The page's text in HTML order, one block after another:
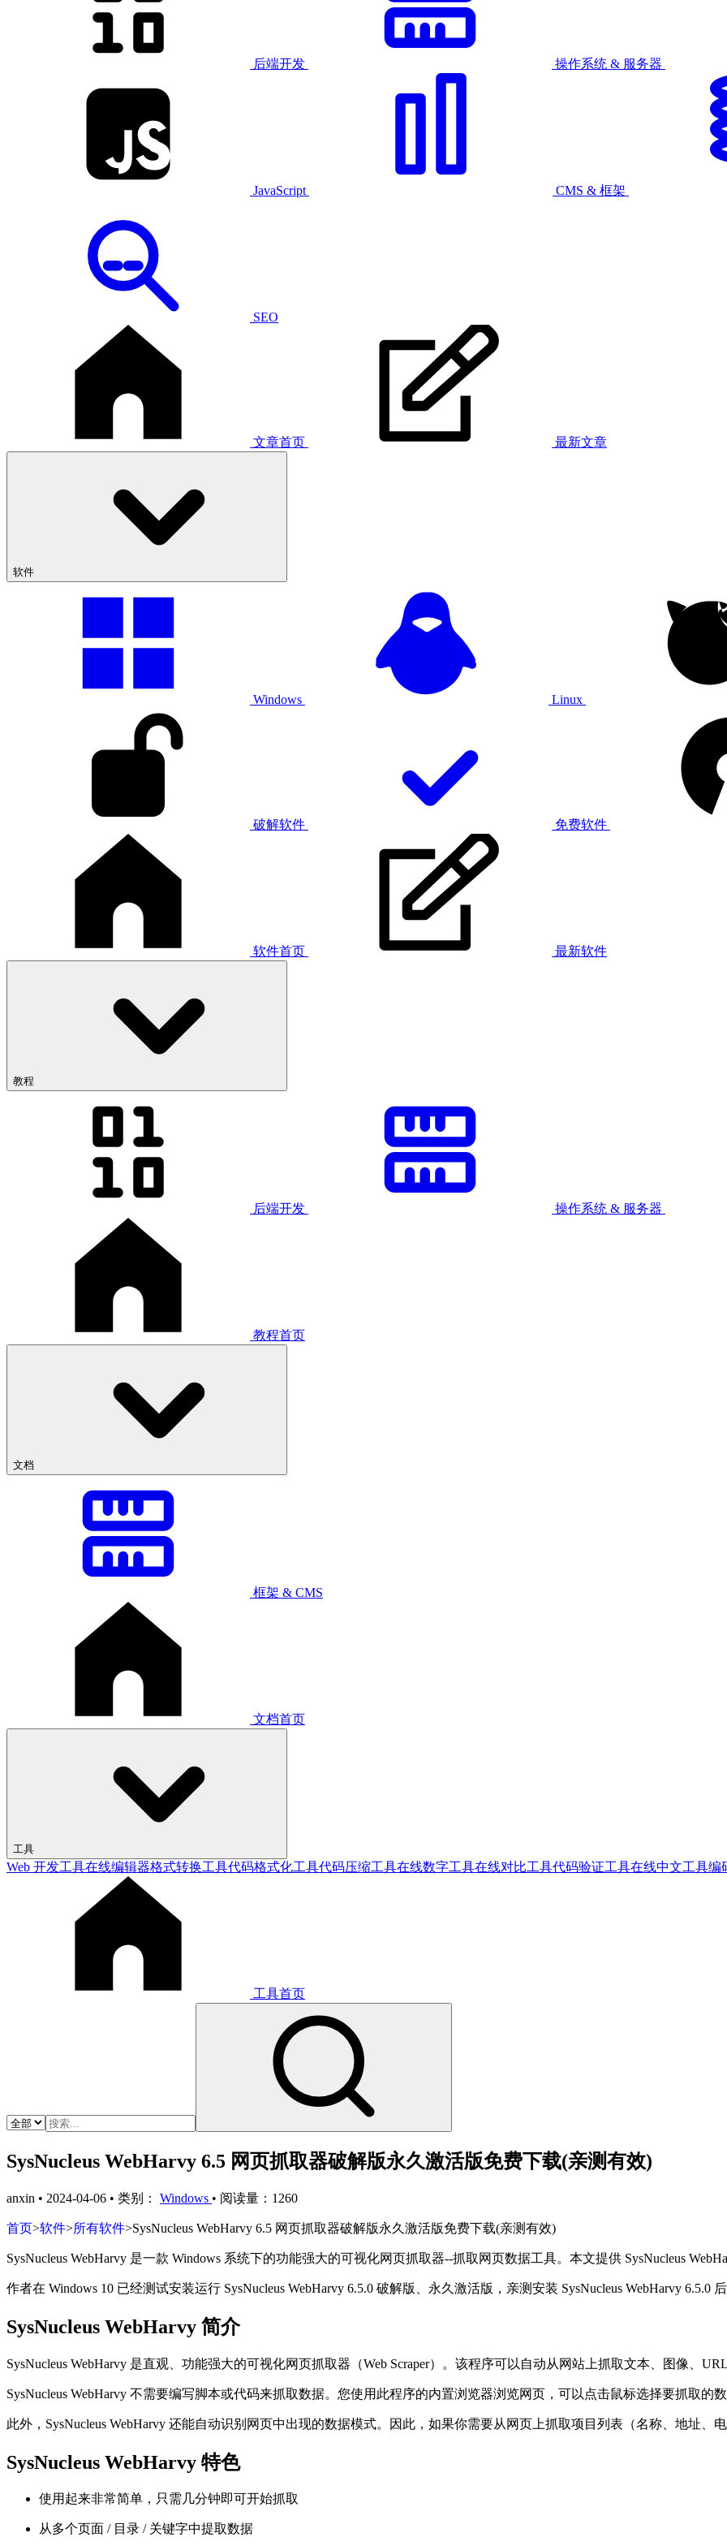
后端开发 操作系统 & 服务器
JavaScript CMS & 框架
SEO
文章首页 最新文章
软件
Windows Linux
破解软件 免费软件
软件首页 最新软件
教程
后端开发 操作系统 & 服务器
教程首页
文档
框架 & CMS
文档首页
工具
Web 开发工具在线编辑器格式转换工具代码格式化工具代码压缩工具在线数字工具在线对比工具代码验证工具在线中文工具编
工具首页
SysNucleus WebHarvy 6.5 网页抓取器破解版永久激活版免费下载(亲测有效)
anxin • 2024-04-06 • 类别： Windows • 阅读量：1260
首页>软件>所有软件>SysNucleus WebHarvy 6.5 网页抓取器破解版永久激活版免费下载(亲测有效)
SysNucleus WebHarvy 是一款 Windows 系统下的功能强大的可视化网页抓取器--抓取网页数据工具。本文提供 SysNucleus
作者在 Windows 10 已经测试安装运行 SysNucleus WebHarvy 6.5.0 破解版、永久激活版，亲测安装 SysNucleus WebHarvy
SysNucleus WebHarvy 简介
SysNucleus WebHarvy 是直观、功能强大的可视化网页抓取器（Web Scraper）。该程序可以自动从网站上抓取文本、图像、
SysNucleus WebHarvy 不需要编写脚本或代码来抓取数据。您使用此程序的内置浏览器浏览网页，可以点击鼠标选择要抓取的
此外，SysNucleus WebHarvy 还能自动识别网页中出现的数据模式。因此，如果你需要从网页上抓取项目列表（名称、地址
SysNucleus WebHarvy 特色
使用起来非常简单，只需几分钟即可开始抓取
从多个页面 / 目录 / 关键字中提取数据